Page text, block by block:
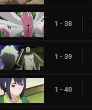
1 - 38
1 - 39
1 - 40